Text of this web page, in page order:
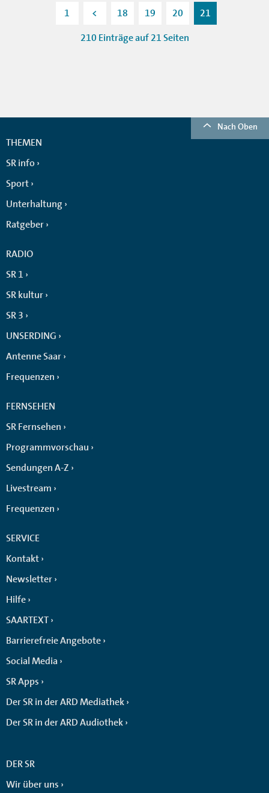
1 < 18 19 20 21
210 Einträge auf 21 Seiten
Nach Oben
THEMEN
SR info
Sport
Unterhaltung
Ratgeber
RADIO
SR 1
SR kultur
SR 3
UNSERDING
Antenne Saar
Frequenzen
FERNSEHEN
SR Fernsehen
Programmvorschau
Sendungen A-Z
Livestream
Frequenzen
SERVICE
Kontakt
Newsletter
Hilfe
SAARTEXT
Barrierefreie Angebote
Social Media
SR Apps
Der SR in der ARD Mediathek
Der SR in der ARD Audiothek
DER SR
Wir über uns